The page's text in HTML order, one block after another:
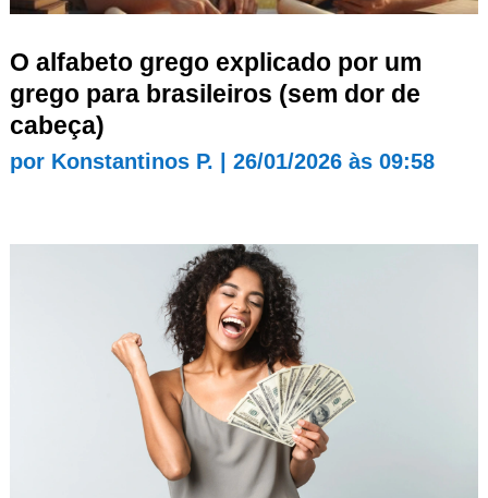
O alfabeto grego explicado por um
grego para brasileiros (sem dor de
cabeça)
por Konstantinos P. 26/01/2026 às 09:58